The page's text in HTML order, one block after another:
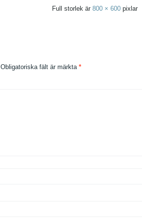
Full storlek är 800 × 600 pixlar
Obligatoriska fält är märkta *